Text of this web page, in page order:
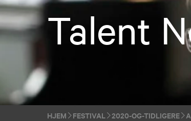
Talent
HJEM FESTIVAL 2020-OG-TIDLIGERE